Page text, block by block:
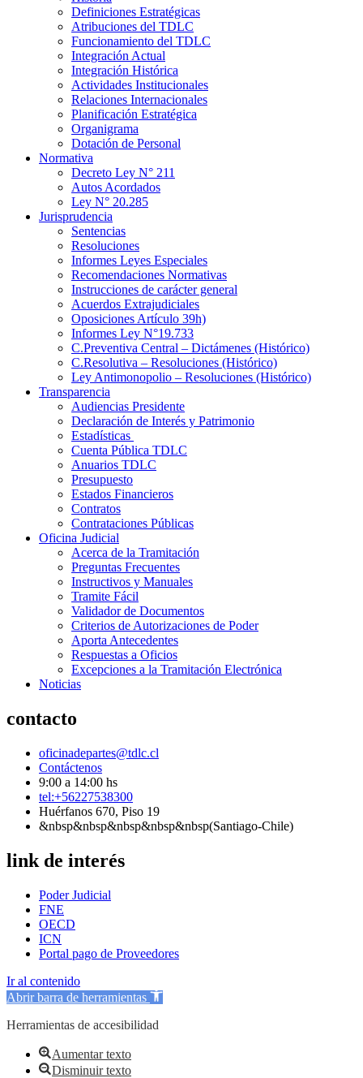
Definiciones Estratégicas
Atribuciones del TDLC
Funcionamiento del TDLC
Integración Actual
Integración Histórica
Actividades Institucionales
Relaciones Internacionales
Planificación Estratégica
Organigrama
Dotación de Personal
Normativa
Decreto Ley N° 211
Autos Acordados
Ley N° 20.285
Jurisprudencia
Sentencias
Resoluciones
Informes Leyes Especiales
Recomendaciones Normativas
Instrucciones de carácter general
Acuerdos Extrajudiciales
Oposiciones Artículo 39h)
Informes Ley N°19.733
C.Preventiva Central – Dictámenes (Histórico)
C.Resolutiva – Resoluciones (Histórico)
Ley Antimonopolio – Resoluciones (Histórico)
Transparencia
Audiencias Presidente
Declaración de Interés y Patrimonio
Estadísticas
Cuenta Pública TDLC
Anuarios TDLC
Presupuesto
Estados Financieros
Contratos
Contrataciones Públicas
Oficina Judicial
Acerca de la Tramitación
Preguntas Frecuentes
Instructivos y Manuales
Tramite Fácil
Validador de Documentos
Criterios de Autorizaciones de Poder
Aporta Antecedentes
Respuestas a Oficios
Excepciones a la Tramitación Electrónica
Noticias
contacto
oficinadepartes@tdlc.cl
Contáctenos
9:00 a 14:00 hs
tel:+56227538300
Huérfanos 670, Piso 19
&nbsp&nbsp&nbsp&nbsp&nbsp(Santiago-Chile)
link de interés
Poder Judicial
FNE
OECD
ICN
Portal pago de Proveedores
Ir al contenido
Abrir barra de herramientas
Herramientas de accesibilidad
Aumentar texto
Disminuir texto